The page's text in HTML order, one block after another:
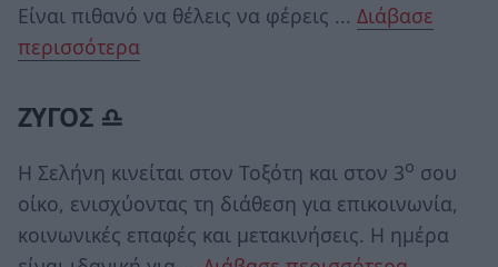
Είναι πιθανό να θέλεις να φέρεις ... Διάβασε
περισσότερα
ΖΥΓΟΣ ♎
Η Σελήνη κινείται στον Τοξότη και στον 3ο σου
οίκο, ενισχύοντας τη διάθεση για επικοινωνία,
κοινωνικές επαφές και μετακινήσεις. Η ημέρα